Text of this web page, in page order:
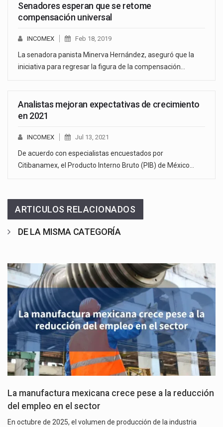
Senadores esperan que se retome
compensación universal
INCOMEX Feb 18, 2019
La senadora panista Minerva Hernández, aseguró que la
iniciativa para regresar la figura de la compensación…
Analistas mejoran expectativas de crecimiento
en 2021
INCOMEX Jul 13, 2021
De acuerdo con especialistas encuestados por
Citibanamex, el Producto Interno Bruto (PIB) de México…
ARTICULOS RELACIONADOS
DE LA MISMA CATEGORÍA
La manufactura mexicana crece pese a la reducción
del empleo en el sector
En octubre de 2025, el volumen de producción de la industria